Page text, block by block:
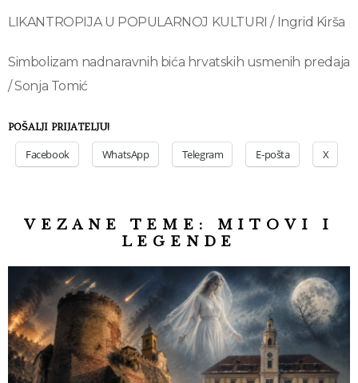
LIKANTROPIJA U POPULARNOJ KULTURI / Ingrid Kirša
Simbolizam nadnaravnih bića hrvatskih usmenih predaja
/ Sonja Tomić
POŠALJI PRIJATELJU!
Facebook WhatsApp Telegram E-pošta X
VEZANE TEME: MITOVI I
LEGENDE